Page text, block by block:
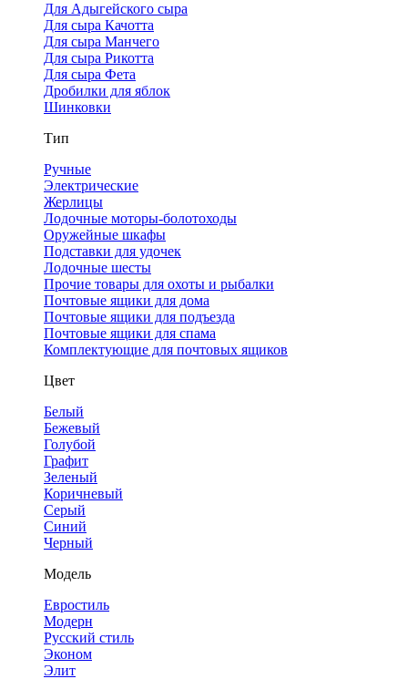
Для Адыгейского сыра
Для сыра Качотта
Для сыра Манчего
Для сыра Рикотта
Для сыра Фета
Дробилки для яблок
Шинковки
Тип
Ручные
Электрические
Жерлицы
Лодочные моторы-болотоходы
Оружейные шкафы
Подставки для удочек
Лодочные шесты
Прочие товары для охоты и рыбалки
Почтовые ящики для дома
Почтовые ящики для подъезда
Почтовые ящики для спама
Комплектующие для почтовых ящиков
Цвет
Белый
Бежевый
Голубой
Графит
Зеленый
Коричневый
Серый
Синий
Черный
Модель
Евростиль
Модерн
Русский стиль
Эконом
Элит